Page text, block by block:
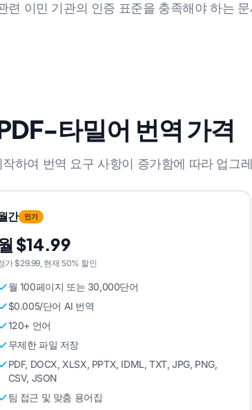
련 이민 기관의 인증 표준을 충족해야 하는
타밀어 번역 가격
하여 번역 요구 사항이 증가함에 따라 업그
간 인기
$14.99
가 $29.99, 현재 50% 할인
월 100페이지 또는 30,000단어
$0.005/단어 AI 번역
120+ 언어
무제한 파일 저장
PDF, DOCX, XLSX, PPTX, IDML, TXT, JPG, PNG,
CSV, JSON
팀 접근 및 맞춤 용어집